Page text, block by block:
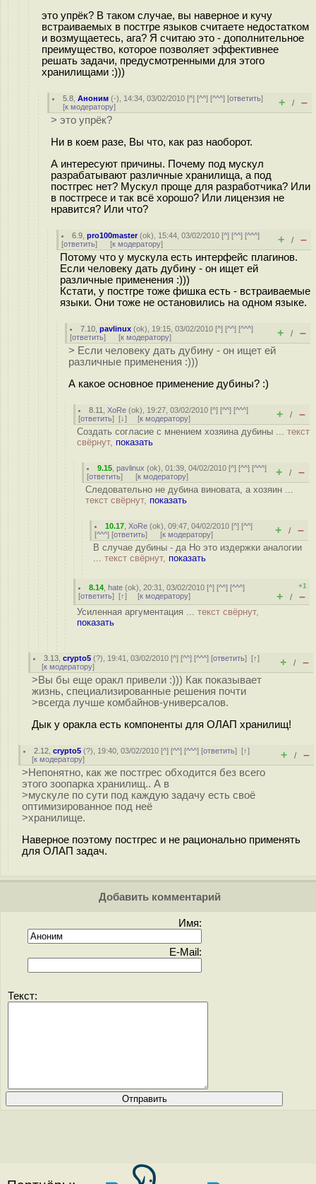
это упрёк? В таком случае, вы наверное и кучу
встраиваемых в постгре языков считаете недостатком
и возмущаетесь, ага? Я считаю это - дополнительное
преимущество, которое позволяет эффективнее
решать задачи, предусмотренными для этого
хранилищами :)))
5.8 ,Аноним (-), 14:34, 03/02/2010 [^] [^^] [^^^] [ответить]
[к модератору] + / –
> это упрёк?
Ни в коем разе, Вы что, как раз наоборот.
А интересуют причины. Почему под мускул
разрабатывают различные хранилища, а под
постгрес нет? Мускул проще для разработчика? Или
в постгресе и так всё хорошо? Или лицензия не
нравится? Или что?
6.9 ,pro100master(ok), 15:44, 03/02/2010 [^] [^^] [^^^]
[ответить] [к модератору] + / –
Потому что у мускула есть интерфейс плагинов.
Если человеку дать дубину - он ищет ей
различные применения :)))
Кстати, у постгре тоже фишка есть - встраиваемые
языки. Они тоже не остановились на одном языке.
7.10 ,pavlinux (ok), 19:15, 03/02/2010 [^] [^^] [^^^]
[ответить] [к модератору] + / –
> Если человеку дать дубину - он ищет ей
различные применения :)))
А какое основное применение дубины? :)
8.11 ,XoRe (ok), 19:27, 03/02/2010 [^] [^^] [^^^]
[ответить] [↓] [к модератору] + / –
Создать согласие с мнением хозяина дубины ... текст
свёрнут, показать
9.15 ,pavlinux (ok), 01:39, 04/02/2010 [^] [^^] [^^^]
[ответить] [к модератору] + / –
Следовательно не дубина виновата, а хозяин ...
текст свёрнут, показать
10.17 ,XoRe (ok), 09:47, 04/02/2010 [^] [^^]
[^^^] [ответить] [к модератору] + / –
В случае дубины - да Но это издержки аналогии
... текст свёрнут, показать
8.14 ,hate (ok), 20:31, 03/02/2010 [^] [^^] [^^^]
[ответить] [↑] [к модератору]
+1
+ / –
Усиленная аргументация ... текст свёрнут,
показать
3.13 ,crypto5 (?), 19:41, 03/02/2010 [^] [^^] [^^^] [ответить][↑]
[к модератору] + / –
>Вы бы еще оракл привели :))) Как показывает
жизнь, специализированные решения почти
>всегда лучше комбайнов-универсалов.
Дык у оракла есть компоненты для ОЛАП хранилищ!
2.12 ,crypto5 (?), 19:40, 03/02/2010 [^] [^^] [^^^] [ответить][↑]
[к модератору] + / –
>Непонятно, как же постгрес обходится без всего
этого зоопарка хранилищ.. А в
>мускуле по сути под каждую задачу есть своё
оптимизированное под неё
>хранилище.
Наверное поэтому постгрес и не рационально применять
для ОЛАП задач.
Добавить комментарий
Имя:
E-Mail:
Текст: